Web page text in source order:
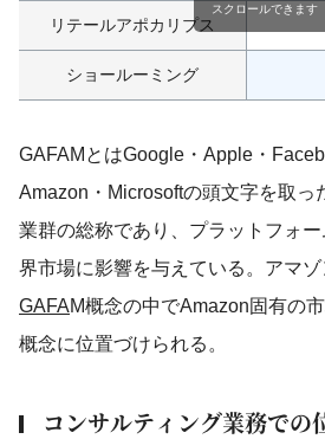
リテールアポカリプス
ショールーミング
スクロールできます
GAFAMとはGoogle・Apple・
Amazon・Microsoftの頭文字を取っ
業群の総称であり、プラットフォ
界市場に影響を与えている。アマ
GAFAM概念の中でAmazon固有の
概念に位置づけられる。
コンサルティング業務での